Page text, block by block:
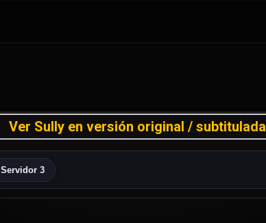
Ver Sully en versión original / subtitulada
Servidor 3